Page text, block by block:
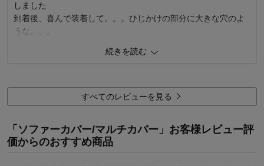
購入のきっかけ： 買い替え
商品を使う人：
自分
しました
到着後、喜んで装着して。。。ひじかけの部分に大きな穴のよ
うな。。。
（今回が初めての経験ですが）外部業者から送られてきたよう
やはり日本製とは違いがあるのかしら？と残念です
生地の伸びる感じも、色合いも気に入っていたので、残念です
検品システムの改善を検討されてはいかがでしょうか？
続きを読む
すべてのレビューを見る
「ソファーカバー/マルチカバー」お客様レビュー評
価からのおすすめ商品